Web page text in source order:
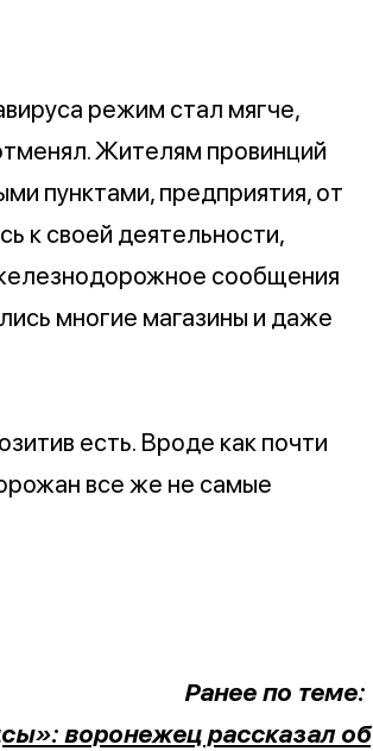
режим стал мягче,
Жителям провинций
пунктами, предприятия, от
к своей деятельности,
сообщения
многие магазины и даже
есть. Вроде как почти
все же не самые
Ранее по теме:
воронежец рассказал об